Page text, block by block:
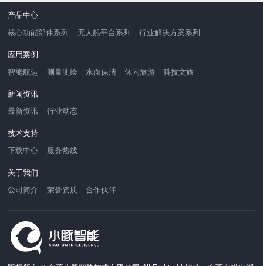
产品中心
核心功能部件系列 无人船平台系列 行业解决方案系列
应用案例
智能航运 测量测绘 水面保洁 休闲旅游 科技文旅
新闻资讯
最新资讯 行业动态
技术支持
下载中心 服务热线
关于我们
公司简介 荣誉资质 合作伙伴